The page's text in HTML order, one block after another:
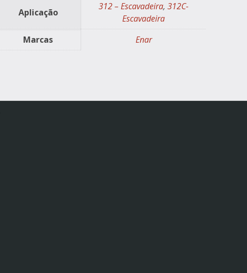
Aplicação
312 – Escavadeira,312C-
Escavadeira
Marcas
Enar